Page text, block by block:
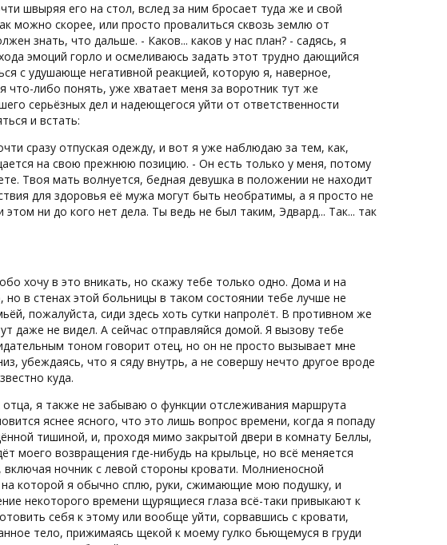
швыряя его на стол, вслед за ним бросает туда же и свой
можно скорее, или просто провалиться сквозь землю от
знать, что дальше. - Каков... каков у нас план? - садясь, я
эмоций горло и осмеливаюсь задать этот трудно дающийся
с удушающе негативной реакцией, которую я, наверное,
что-либо понять, уже хватает меня за воротник тут же
серьёзных дел и надеющегося уйти от ответственности
и встать:
сразу отпуская одежду, и вот я уже наблюдаю за тем, как,
на свою прежнюю позицию. - Он есть только у меня, потому
Твоя мать волнуется, бедная девушка в положении не находит
для здоровья её мужа могут быть необратимы, а я просто не
ни до кого нет дела. Ты ведь не был таким, Эдвард... Так... так
хочу в это вникать, но скажу тебе только одно. Дома и на
в стенах этой больницы в таком состоянии тебе лучше не
пожалуйста, сиди здесь хоть сутки напролёт. В противном же
даже не видел. А сейчас отправляйся домой. Я вызову тебе
тоном говорит отец, но он не просто вызывает мне
убеждаясь, что я сяду внутрь, а не совершу нечто другое вроде
куда.
я также не забываю о функции отслеживания маршрута
яснее ясного, что это лишь вопрос времени, когда я попаду
тишиной, и, проходя мимо закрытой двери в комнату Беллы,
моего возвращения где-нибудь на крыльце, но всё меняется
ночник с левой стороны кровати. Молниеносной
которой я обычно сплю, руки, сжимающие мою подушку, и
некоторого времени щурящиеся глаза всё-таки привыкают к
себя к этому или вообще уйти, сорвавшись с кровати,
тело, прижимаясь щекой к моему гулко бьющемуся в груди